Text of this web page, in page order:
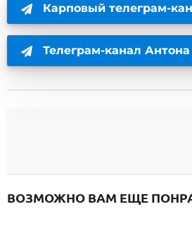
Карповый телеграм-
Телеграм-канал
ВОЗМОЖНО ВАМ ЕЩЕ